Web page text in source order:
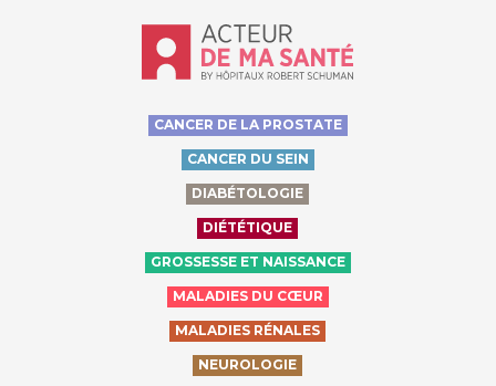
Accueil - Acteur de ma santé, by
CANCER DE LA PROSTATE
CANCER DU SEIN
DIABÉTOLOGIE
DIÉTÉTIQUE
GROSSESSE ET NAISSANCE
MALADIES DU CŒUR
MALADIES RÉNALES
NEUROLOGIE